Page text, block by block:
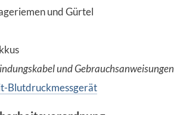
und Gürtel
und Gebrauchsanweisungen
Blutdruckmessgerät